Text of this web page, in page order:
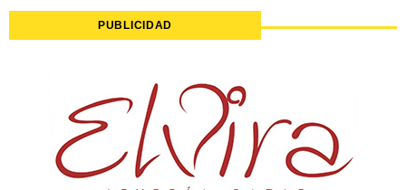
PUBLICIDAD